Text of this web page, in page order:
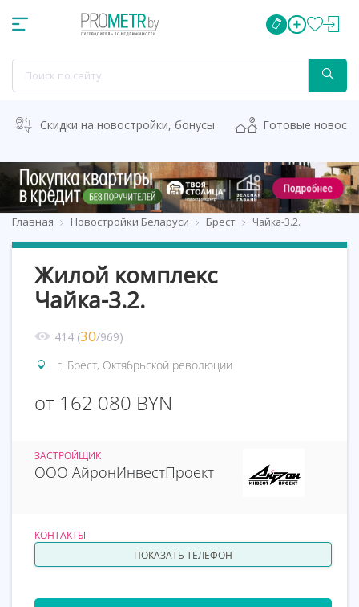
Скидки на новостройки, бонусы Готовые
Главная Новостройки Беларуси Брест Чайка-3.2.
Жилой комплекс
Чайка-3.2.
414 (30/969)
г. Брест, Октябрьской революции
от 162 080 BYN
ЗАСТРОЙЩИК
ООО АйронИнвестПроект
КОНТАКТЫ
ПОКАЗАТЬ ТЕЛЕФОН